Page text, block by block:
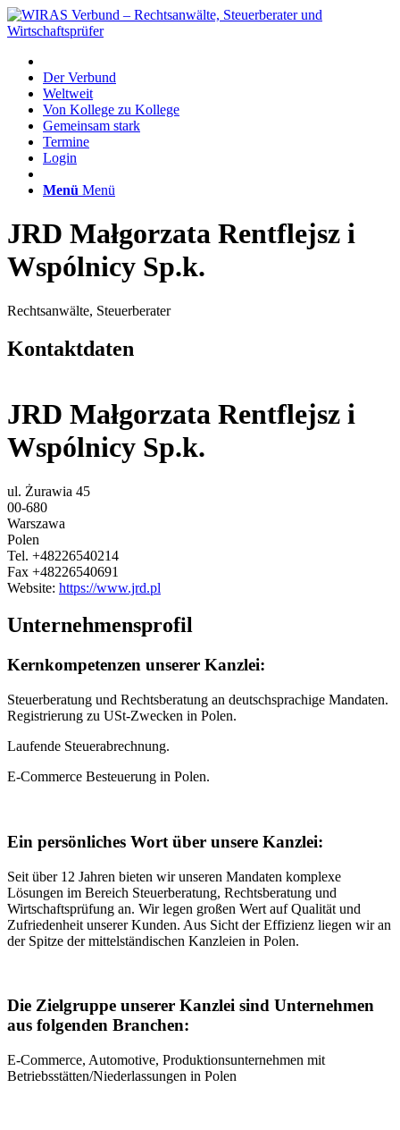
Der Verbund
Weltweit
Von Kollege zu Kollege
Gemeinsam stark
Termine
Login
Menü Menü
JRD Małgorzata Rentflejsz i
Wspólnicy Sp.k.
Rechtsanwälte, Steuerberater
Kontaktdaten
JRD Małgorzata Rentflejsz i
Wspólnicy Sp.k.
ul. Żurawia 45
00-680
Warszawa
Polen
Tel. +48226540214
Fax +48226540691
Website: https://www.jrd.pl
Unternehmensprofil
Kernkompetenzen unserer Kanzlei:
Steuerberatung und Rechtsberatung an deutschsprachige Mandaten.
Registrierung zu USt‑Zwecken in Polen.
Laufende Steuerabrechnung.
E-Commerce Besteuerung in Polen.
Ein persönliches Wort über unsere Kanzlei:
Seit über 12 Jahren bieten wir unseren Mandaten komplexe
Lösungen im Bereich Steuerberatung, Rechtsberatung und
Wirtschaftsprüfung an. Wir legen großen Wert auf Qualität und
Zufriedenheit unserer Kunden. Aus Sicht der Effizienz liegen wir an
der Spitze der mittelständischen Kanzleien in Polen.
Die Zielgruppe unserer Kanzlei sind Unternehmen
aus folgenden Branchen:
E-Commerce, Automotive, Produktionsunternehmen mit
Betriebsstätten/Niederlassungen in Polen